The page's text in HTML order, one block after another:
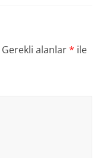
Gerekli alanlar* ile